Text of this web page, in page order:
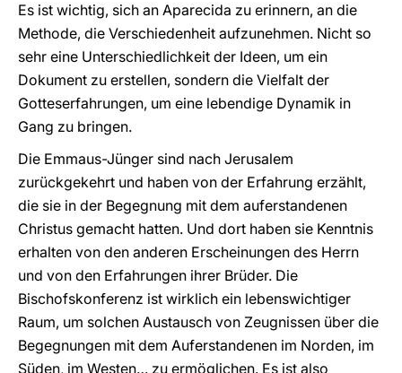
Es ist wichtig, sich an Aparecida zu erinnern, an die
Methode, die Verschiedenheit aufzunehmen. Nicht so
sehr eine Unterschiedlichkeit der Ideen, um ein
Dokument zu erstellen, sondern die Vielfalt der
Gotteserfahrungen, um eine lebendige Dynamik in
Gang zu bringen.
Die Emmaus-Jünger sind nach Jerusalem
zurückgekehrt und haben von der Erfahrung erzählt,
die sie in der Begegnung mit dem auferstandenen
Christus gemacht hatten. Und dort haben sie Kenntnis
erhalten von den anderen Erscheinungen des Herrn
und von den Erfahrungen ihrer Brüder. Die
Bischofskonferenz ist wirklich ein lebenswichtiger
Raum, um solchen Austausch von Zeugnissen über die
Begegnungen mit dem Auferstandenen im Norden, im
Süden, im Westen… zu ermöglichen. Es ist also